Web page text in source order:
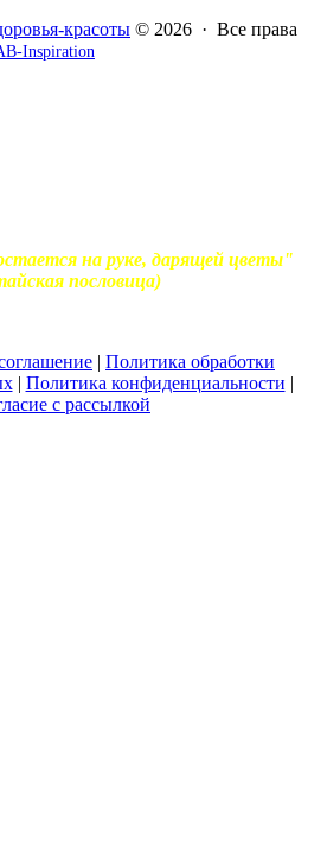
красоты © 2026 · Все права
Inspiration
на руке, дарящей цветы"
пословица)
| Политика обработки
| Политика конфиденциальности |
с рассылкой